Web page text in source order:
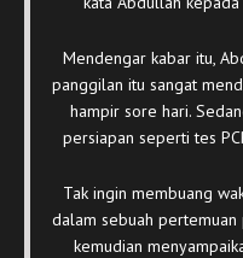
Mendengar kabar itu,
panggilan itu sangat
hampir sore hari.
persiapan seperti tes
Tak ingin membuang
dalam sebuah pertemuan
kemudian